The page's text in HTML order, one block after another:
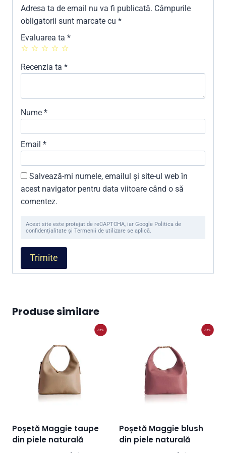
Adresa ta de email nu va fi publicată. Câmpurile
obligatorii sunt marcate cu *
Evaluarea ta *
Recenzia ta *
Nume *
Email *
Salvează-mi numele, emailul și site-ul web în
acest navigator pentru data viitoare când o să
comentez.
Acest site este protejat de reCAPTCHA, iar Google Politica de
confidențialitate și Termenii de utilizare se aplică.
Produse similare
-31%
Poșetă Maggie taupe
din piele naturală
-31%
Poșetă Maggie blush
din piele naturală